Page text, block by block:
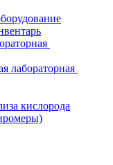
лабораторная
кислорода